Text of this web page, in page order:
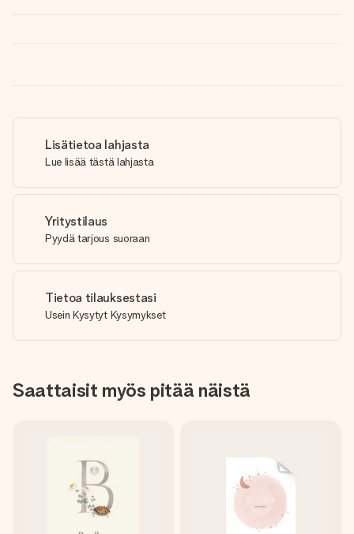
Lisätietoa lahjasta
Lue lisää tästä lahjasta
Yritystilaus
Pyydä tarjous suoraan
Tietoa tilauksestasi
Usein Kysytyt Kysymykset
Saattaisit myös pitää näistä